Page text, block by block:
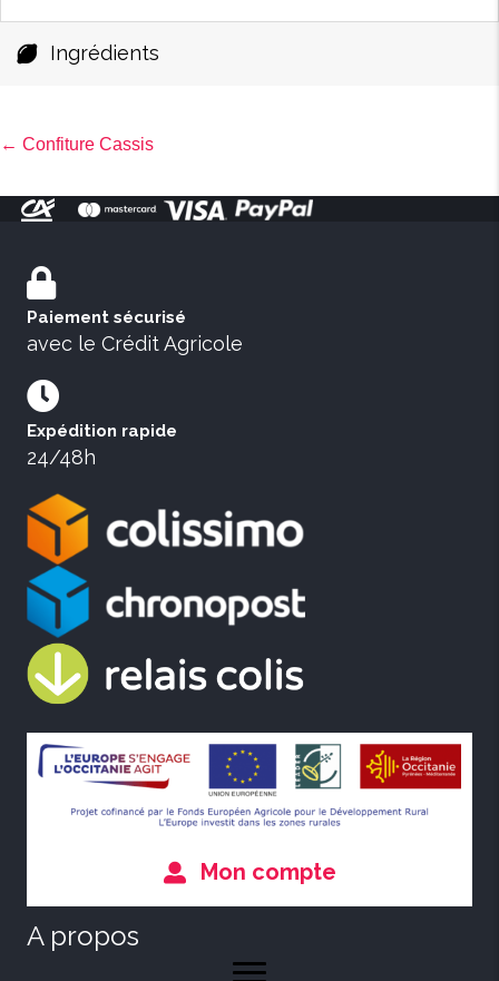
Ingrédients
Posts
navigation
← Confiture Cassis
Paiement sécurisé
avec le Crédit Agricole
Expédition rapide
24/48h
Mon compte
A propos